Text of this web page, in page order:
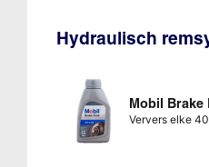
Hydraulisch
Mobil Brake
Ververs elke